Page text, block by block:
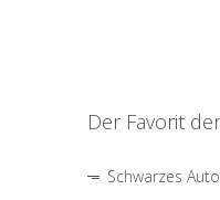
Der Favorit
Schwarzes